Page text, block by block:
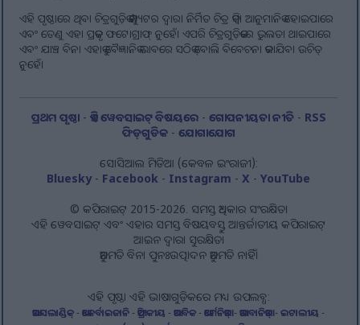
ଏହି ପୃଷ୍ଠାରେ ଥିବା ଚିତ୍ରଗୁଡ଼ିକ କମ୍ପ୍ୟୁଟର ଦ୍ୱାରା ନିର୍ମିତ ଚିତ୍ର କିମ୍ବା ଆନୁମାନିକ ହୋଇପାରେ
ଏବଂ ତେଣୁ ଏହା ପ୍ରକୃତ ଫଟୋଗ୍ରାଫ୍ ନୁହେଁ। ଏପରି ଚିତ୍ରଗୁଡ଼ିକରେ ଭୁଲତା ଥାଇପାରେ
ଏବଂ ଯାଞ୍ଚ ବିନା ଏହାକୁ ବୈଜ୍ଞାନିକ ଭାବରେ ସଠିକ୍ ବୋଲି ବିବେଚନା କରାଯିବା ଉଚିତ୍
ନୁହେଁ।
ପ୍ରଥମ ପୃଷ୍ଠା- ଏହି ୱେବସାଇଟ୍ ବିଷୟରେ- ଗୋପନୀୟତା ନୀତି- RSS
ଫିଡ୍‌ଗୁଡିକ- ଯୋଗାଯୋଗ
ସୋସିଆଲ ମିଡିଆ (କେବଳ ଇଂରାଜୀ):
Bluesky - Facebook - Instagram -X -YouTube
© କପିରାଇଟ୍ 2015-2026. ସମସ୍ତ ଅଧିକାର ସଂରକ୍ଷିତ।
ଏହି ୱେବସାଇଟ୍ ଏବଂ ଏହାର ସମସ୍ତ ବିଷୟବସ୍ତୁ ଆନ୍ତର୍ଜାତୀୟ କପିରାଇଟ୍
ଆଇନ ଦ୍ୱାରା ସୁରକ୍ଷିତ।
ଅନୁମତି ବିନା ପୁନଃଉତ୍ପାଦନ ଅନୁମତି ନାହିଁ।
ଏହି ପୃଷ୍ଠା ଏହି ଭାଷାଗୁଡ଼ିକରେ ମଧ୍ୟ ଉପଲବ୍ଧ:
ଆଇସଲାଣ୍ଡିକ୍ -ଆଜେର୍ବାଇଜାନି -ଆଫ୍ରିକୀୟ -ଆରବିକ -ଆର୍ମେନିଆନ୍-ଆଲବାନିଆନ୍-ଇଟାଲୀୟ -